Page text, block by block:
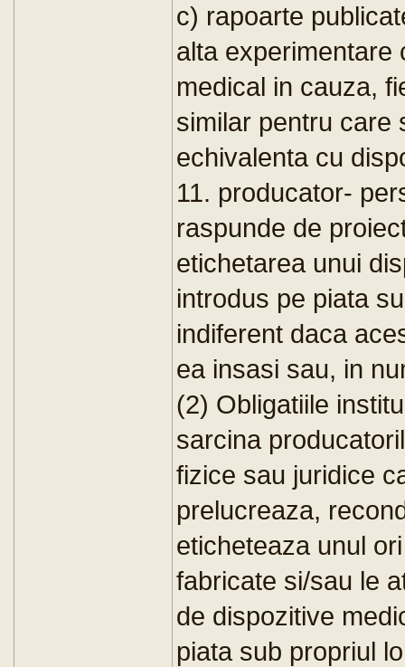
c) rapoarte
alta experimentare
medical in cauza,
similar pentru care
echivalenta cu
11. producator-
raspunde de
etichetarea unui
introdus pe piata
indiferent daca
ea insasi sau, in
(2) Obligatiile
sarcina
fizice sau juridice
prelucreaza,
eticheteaza unul
fabricate si/sau le
de dispozitive
piata sub propriul